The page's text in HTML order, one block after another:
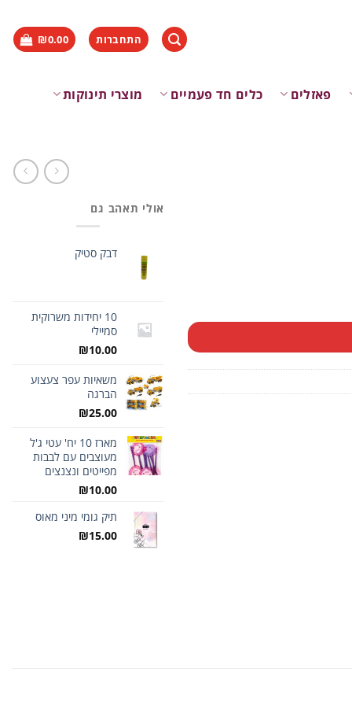
התחברות ₪0.00
פאזלים כלים חד פעמיים
מוצרי תינוקות
אולי תאהב גם
דבק סטיק
10 יחידות משרוקית
סמיילי
₪10.00
משאיות עפר צעצוע
הברגה
₪25.00
מארז 10 יח' עטי ג'ל
מעוצבים עם לבבות
מפייטים ונצנצים
₪10.00
תיק גומי מיני מאוס
₪15.00